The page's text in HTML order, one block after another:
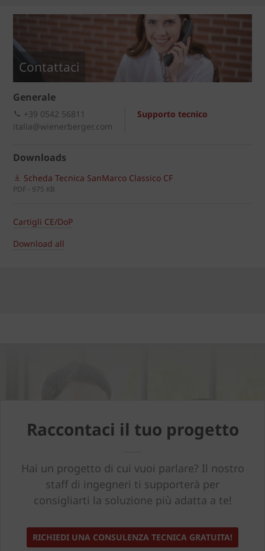
Contattaci
Generale
Supporto tecnico
+39 0542 56811
italia@wienerberger.com
Downloads
Scheda Tecnica SanMarco Classico CF
PDF - 975 KB
Cartigli CE/DoP
Download all
Raccontaci il tuo progetto
Hai un progetto di cui vuoi parlare? Il nostro
staff di ingegneri ti supporterà per
consigliarti la soluzione più adatta a te!
RICHIEDI UNA CONSULENZA TECNICA GRATUITA!